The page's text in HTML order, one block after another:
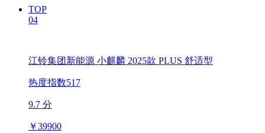
TOP
04
江铃集团新能源 小麒麟 2025款 PLUS 舒适型
热度指数517
9.7 分
￥39900